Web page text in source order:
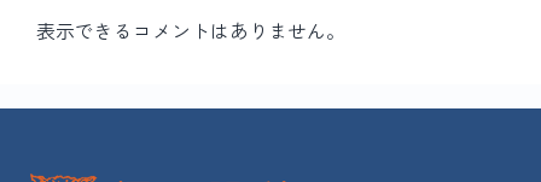
表示できるコメントはありません。